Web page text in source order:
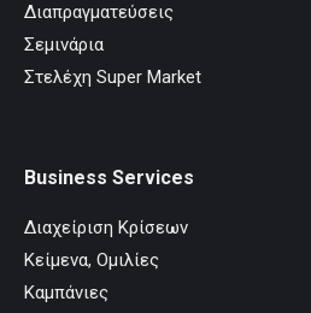
Διαπραγματεύσεις
Σεμινάρια
Στελέχη Super Market
Business Services
Διαχείριση Κρίσεων
Κείμενα, Ομιλίες
Καμπάνιες